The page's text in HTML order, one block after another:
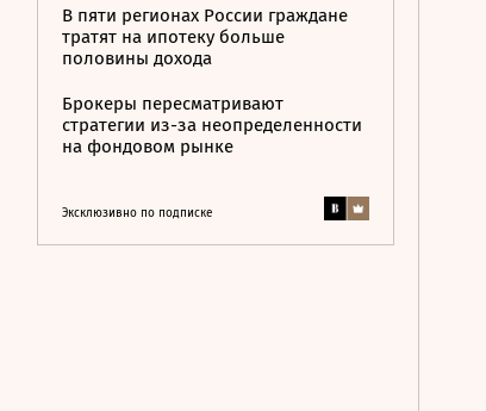
В пяти регионах России граждане
тратят на ипотеку больше
половины дохода
Брокеры пересматривают
стратегии из-за неопределенности
на фондовом рынке
Эксклюзивно по подписке